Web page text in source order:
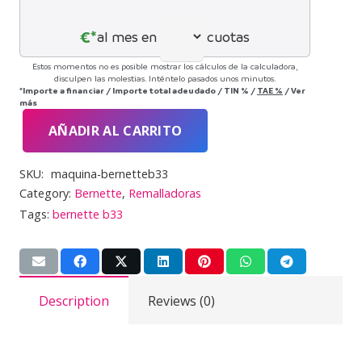
€*al mes en cuotas
Estos momentos no es posible mostrar los cálculos de la calculadora,
disculpen las molestias. Inténtelo pasados unos minutos.
*Importe a financiar / Importe total adeudado / TIN % / TAE % /Ver
más
Bernette
COMPRA
INTERNET
cantidad
AÑADIR AL CARRITO
SKU: maquina-bernetteb33
Category: Bernette, Remalladoras
Tags: bernette b33
Description Reviews (0)